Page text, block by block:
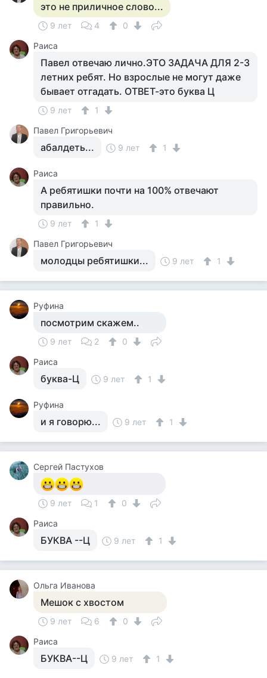
это не приличное слово...
9 лет 4
0
Раиса
Павел отвечаю лично.ЭТО ЗАДАЧА ДЛЯ 2-3
летних ребят. Но взрослые не могут даже
бывает отгадать. ОТВЕТ-это буква Ц
9 лет
1
Павел Григорьевич
абалдеть... 9 лет 1
Раиса
А ребятишки почти на 100% отвечают
правильно.
9 лет
1
Павел Григорьевич
молодцы ребятишки... 9 лет 1
Руфина
посмотрим скажем..
9 лет 2
0
Раиса
буква-Ц 9 лет 1
Руфина
и я говорю... 9 лет 1
Сергей Пастухов
9 лет 1
0
Раиса
БУКВА --Ц 9 лет 1
Ольга Иванова
Мешок с хвостом
9 лет 6
0
Раиса
БУКВА--Ц 9 лет 1